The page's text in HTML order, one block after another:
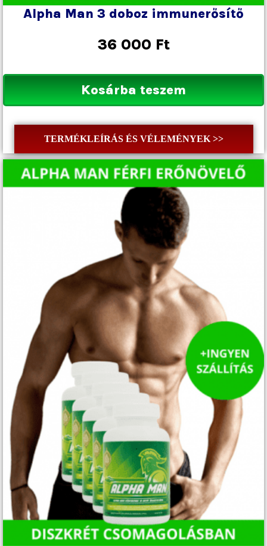
Alpha Man 3 doboz immunerősítő
36 000 Ft
Kosárba teszem
TERMÉKLEÍRÁS ÉS VÉLEMÉNYEK >>